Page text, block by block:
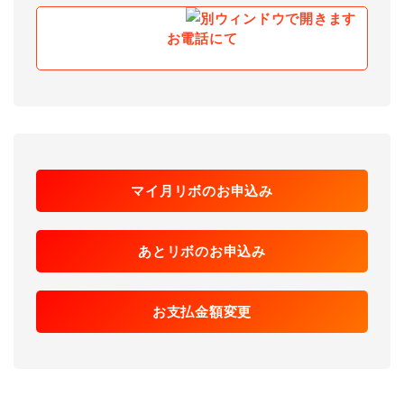
お電話にて
マイ月リボのお申込み
あとリボのお申込み
お支払金額変更